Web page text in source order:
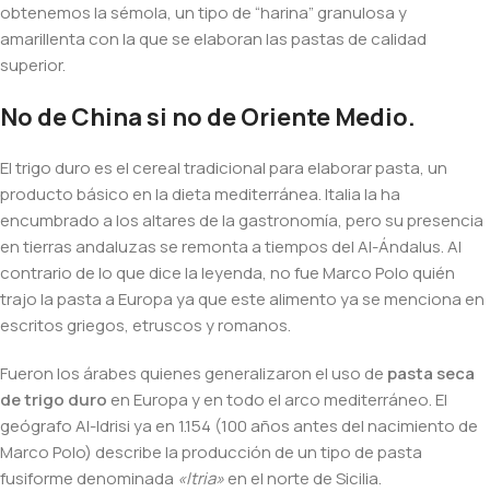
obtenemos la sémola, un tipo de “harina” granulosa y
amarillenta con la que se elaboran las pastas de calidad
superior.
No de China si no de Oriente Medio.
El trigo duro es el cereal tradicional para elaborar pasta, un
producto básico en la dieta mediterránea. Italia la ha
encumbrado a los altares de la gastronomía, pero su presencia
en tierras andaluzas se remonta a tiempos del Al-Ándalus. Al
contrario de lo que dice la leyenda, no fue Marco Polo quién
trajo la pasta a Europa ya que este alimento ya se menciona en
escritos griegos, etruscos y romanos.
Fueron los árabes quienes generalizaron el uso de pasta seca
de trigo duro en Europa y en todo el arco mediterráneo. El
geógrafo Al-Idrisi ya en 1.154 (100 años antes del nacimiento de
Marco Polo) describe la producción de un tipo de pasta
fusiforme denominada «Itria»en el norte de Sicilia.